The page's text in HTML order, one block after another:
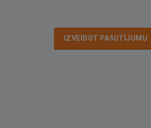
IZVEIDOT PASŪTĪJUMU